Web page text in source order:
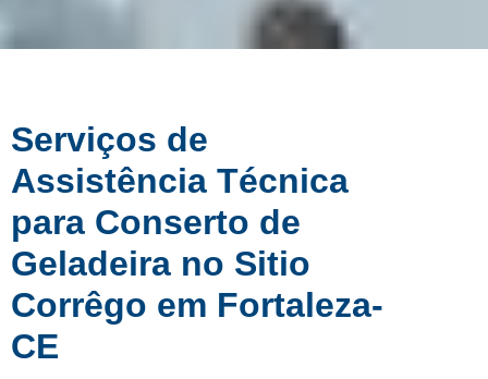
Serviços de
Assistência Técnica
para Conserto de
Geladeira no Sitio
Corrêgo em Fortaleza-
CE